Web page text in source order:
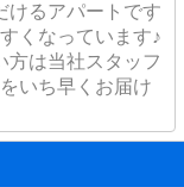
けるアパートです
くなっています♪
方は当社スタッフ
いち早くお届け